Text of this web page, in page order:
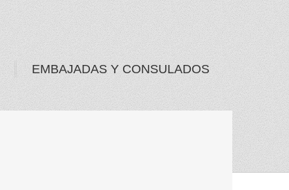
EMBAJADAS Y CONSULADOS